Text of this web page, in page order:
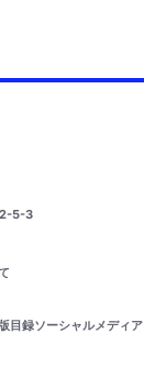
2-5-3
目録ソーシャルメディア